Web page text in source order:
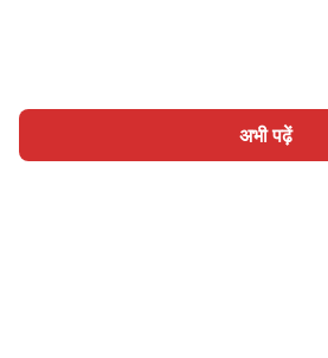
अभी पढ़ें
होम श्रेणी लिखिए